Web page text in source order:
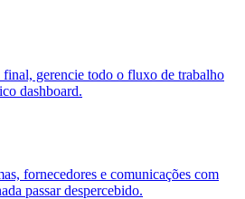
final, gerencie todo o fluxo de trabalho
dashboard.
fornecedores e comunicações com
passar despercebido.